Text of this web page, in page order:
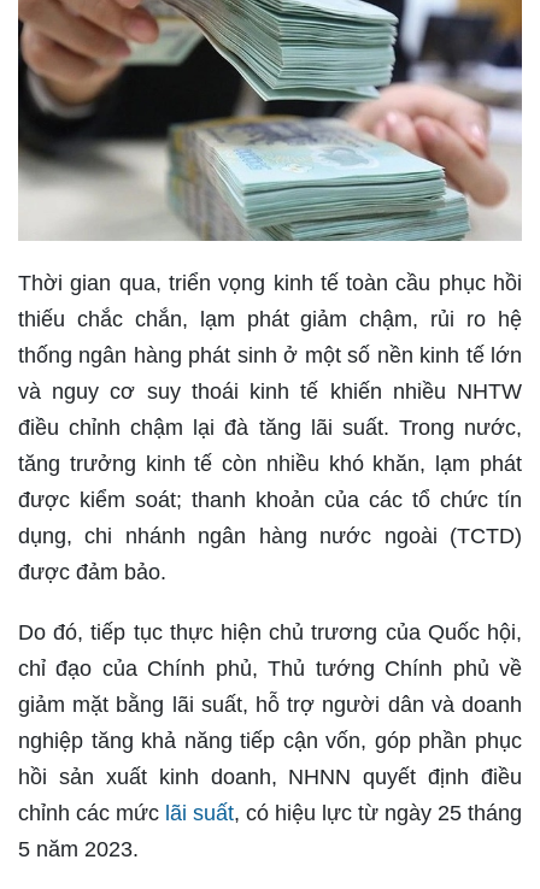
Thời gian qua, triển vọng kinh tế toàn cầu phục hồi
thiếu chắc chắn, lạm phát giảm chậm, rủi ro hệ
thống ngân hàng phát sinh ở một số nền kinh tế lớn
và nguy cơ suy thoái kinh tế khiến nhiều NHTW
điều chỉnh chậm lại đà tăng lãi suất. Trong nước,
tăng trưởng kinh tế còn nhiều khó khăn, lạm phát
được kiểm soát; thanh khoản của các tổ chức tín
dụng, chi nhánh ngân hàng nước ngoài (TCTD)
được đảm bảo.
Do đó, tiếp tục thực hiện chủ trương của Quốc hội,
chỉ đạo của Chính phủ, Thủ tướng Chính phủ về
giảm mặt bằng lãi suất, hỗ trợ người dân và doanh
nghiệp tăng khả năng tiếp cận vốn, góp phần phục
hồi sản xuất kinh doanh, NHNN quyết định điều
chỉnh các mức lãi suất, có hiệu lực từ ngày 25 tháng
5 năm 2023.